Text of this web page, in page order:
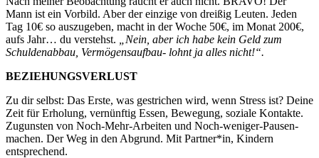
Mann ist ein Vorbild. Aber der einzige von dreißig Leuten. Jeden
Tag 10€ so auszugeben, macht in der Woche 50€, im Monat 200€,
aufs Jahr… du verstehst.
„Nein, aber ich habe kein Geld zum
Schuldenabbau, Vermögensaufbau- lohnt ja alles nicht!“.
BEZIEHUNGSVERLUST
Zu dir selbst: Das Erste, was gestrichen wird, wenn Stress ist? Deine
Zeit für Erholung, vernünftig Essen, Bewegung, soziale Kontakte.
Zugunsten von Noch-Mehr-Arbeiten und Noch-weniger-Pausen-
machen. Der Weg in den Abgrund. Mit Partner*in, Kindern
entsprechend.